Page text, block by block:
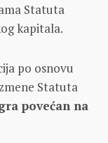
Statuta
kapitala.
po osnovu
Statuta
povećan na